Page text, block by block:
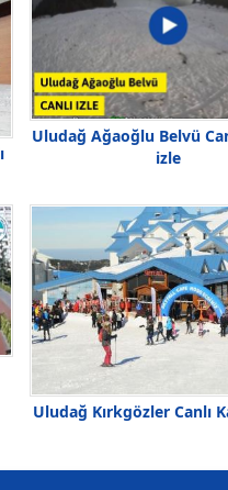
Uludağ Ağaoğlu Belvü
izle
Uludağ Kırkgözler Canlı